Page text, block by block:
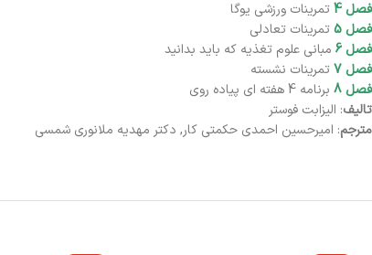
فصل 4
تمرینات ورزشی یوگا
فصل 5
تمرینات تعادلی
فصل 6
مبانی علوم تغذیه که باید بدانید
فصل 7
تمرینات نشسته
فصل 8
برنامه 4 هفته ای پیاده روی
تالیف: الیزابت فوستر
مترجم: امیرحسین احمدی حکمتی کار, دکتر مهدیه ملانوری شمسی